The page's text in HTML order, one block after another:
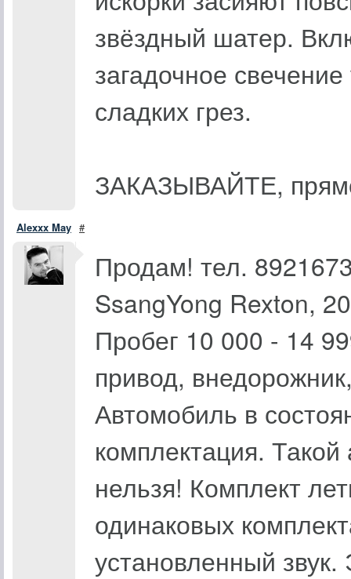
звёздный шатер.
загадочное
сладких грез.
ЗАКАЗЫВАЙТЕ,
Alexxx May #
Продам! тел.
SsangYong Rexton,
Пробег 10 000 - 14
привод,
Автомобиль в
комплектация.
нельзя! Комплект
одинаковых
установленный